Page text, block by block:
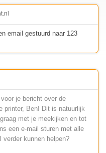
email gestuurd naar 123
je bericht over de
printer, Ben! Dit is natuurlijk
met je meekijken en tot
een e-mail sturen met alle
kunnen helpen?